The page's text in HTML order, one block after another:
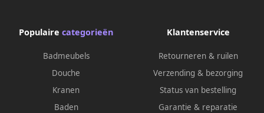
Populaire categorieën
Badmeubels
Douche
Kranen
Baden
Klantenservice
Retourneren & ruilen
Verzending & bezorging
Status van bestelling
Garantie & reparatie